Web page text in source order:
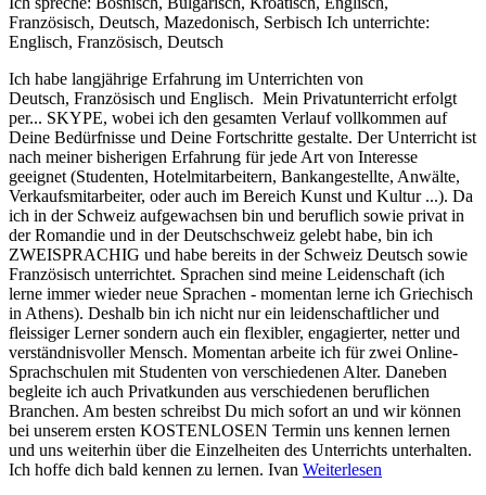
Französisch, Deutsch, Mazedonisch, Serbisch Ich unterrichte:
Englisch, Französisch, Deutsch
Ich habe langjährige Erfahrung im Unterrichten von
Deutsch, Französisch und Englisch. Mein Privatunterricht erfolgt
per... SKYPE, wobei ich den gesamten Verlauf vollkommen auf
Deine Bedürfnisse und Deine Fortschritte gestalte. Der Unterricht ist
nach meiner bisherigen Erfahrung für jede Art von Interesse
geeignet (Studenten, Hotelmitarbeitern, Bankangestellte, Anwälte,
Verkaufsmitarbeiter, oder auch im Bereich Kunst und Kultur ...). Da
ich in der Schweiz aufgewachsen bin und beruflich sowie privat in
der Romandie und in der Deutschschweiz gelebt habe, bin ich
ZWEISPRACHIG und habe bereits in der Schweiz Deutsch sowie
Französisch unterrichtet. Sprachen sind meine Leidenschaft (ich
lerne immer wieder neue Sprachen - momentan lerne ich Griechisch
in Athens). Deshalb bin ich nicht nur ein leidenschaftlicher und
fleissiger Lerner sondern auch ein flexibler, engagierter, netter und
verständnisvoller Mensch. Momentan arbeite ich für zwei Online-
Sprachschulen mit Studenten von verschiedenen Alter. Daneben
begleite ich auch Privatkunden aus verschiedenen beruflichen
Branchen. Am besten schreibst Du mich sofort an und wir können
bei unserem ersten KOSTENLOSEN Termin uns kennen lernen
und uns weiterhin über die Einzelheiten des Unterrichts unterhalten.
Ich hoffe dich bald kennen zu lernen. Ivan Weiterlesen